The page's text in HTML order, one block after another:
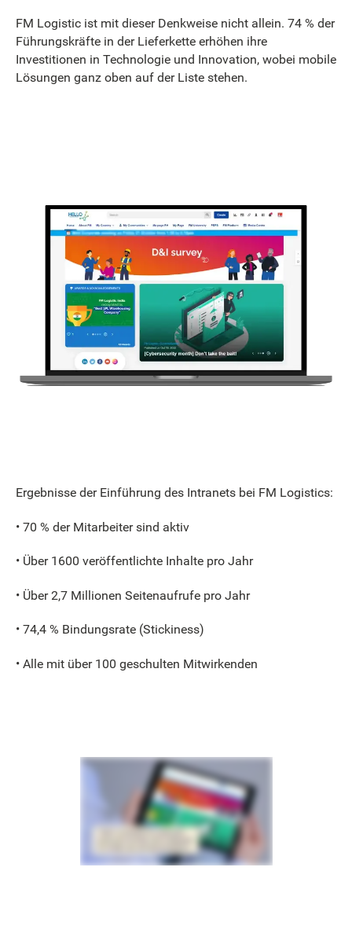
FM Logistic ist mit dieser Denkweise nicht allein. 74 % der
Führungskräfte in der Lieferkette erhöhen ihre
Investitionen in Technologie und Innovation, wobei mobile
Lösungen ganz oben auf der Liste stehen.
Ergebnisse der Einführung des Intranets bei FM Logistics:
• 70 % der Mitarbeiter sind aktiv
• Über 1600 veröffentlichte Inhalte pro Jahr
• Über 2,7 Millionen Seitenaufrufe pro Jahr
• 74,4 % Bindungsrate (Stickiness)
• Alle mit über 100 geschulten Mitwirkenden